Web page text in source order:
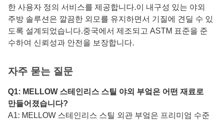
한 사용자 정의 서비스를 제공합니다.이 내구성 있는 야외
주방 솔루션은 깔끔한 외모를 유지하면서 기질에 견딜 수 있
도록 설계되었습니다.중국에서 제조되고 ASTM 표준을 준
수하여 신뢰성과 안전을 보장합니다.
자주 묻는 질문
Q1: MELLOW 스테인리스 스틸 야외 부엌은 어떤 재료로
만들어졌습니다?
A1: MELLOW 스테인리스 스틸 외관 부엌은 프리미엄 수준